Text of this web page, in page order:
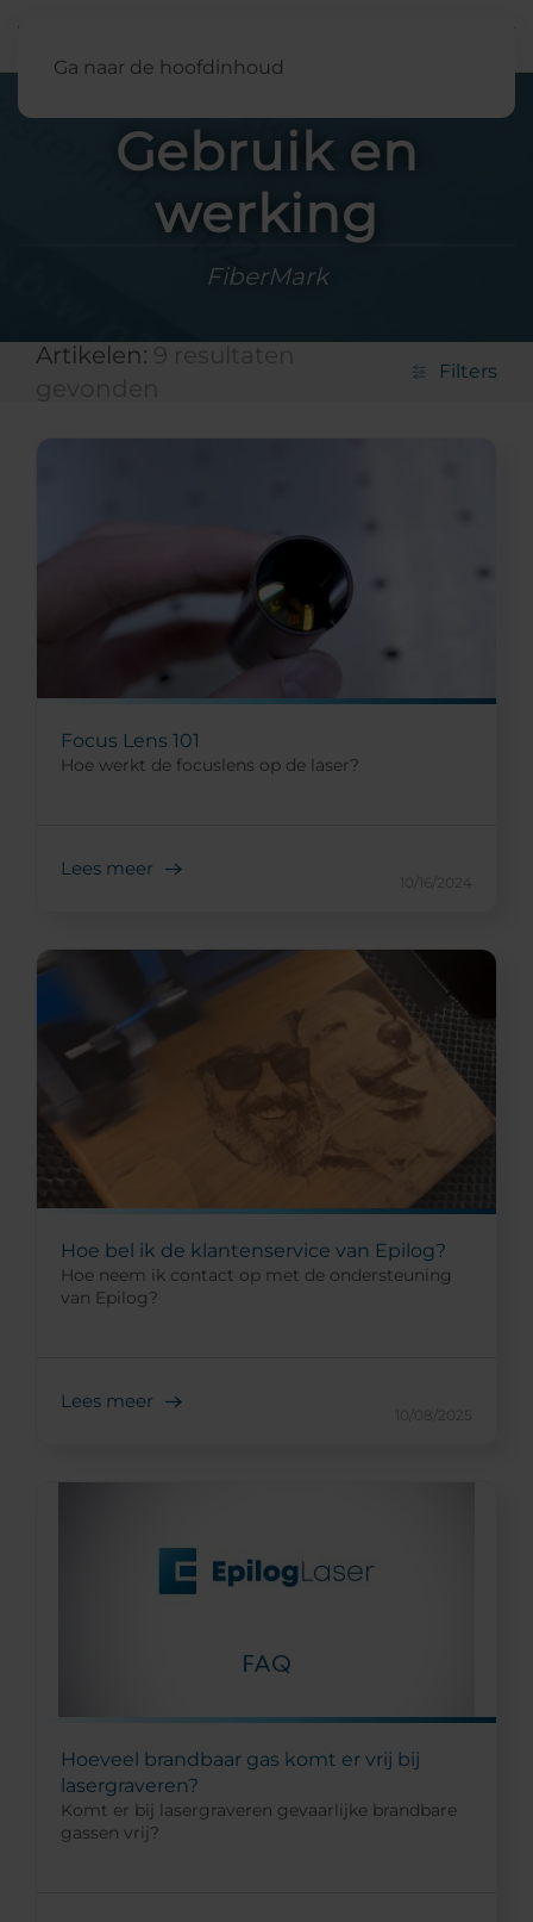
Ga naar de hoofdinhoud
Gebruik en
werking
FiberMark
Artikelen:
Filters
Focus Lens 101
Hoe werkt de focuslens op de laser?
Lees meer
10/16/2024
Hoe bel ik de klantenservice van Epilog?
Hoe neem ik contact op met de ondersteuning
van Epilog?
Lees meer
10/08/2025
Hoeveel brandbaar gas komt er vrij bij
lasergraveren?
Komt er bij lasergraveren gevaarlijke brandbare
gassen vrij?